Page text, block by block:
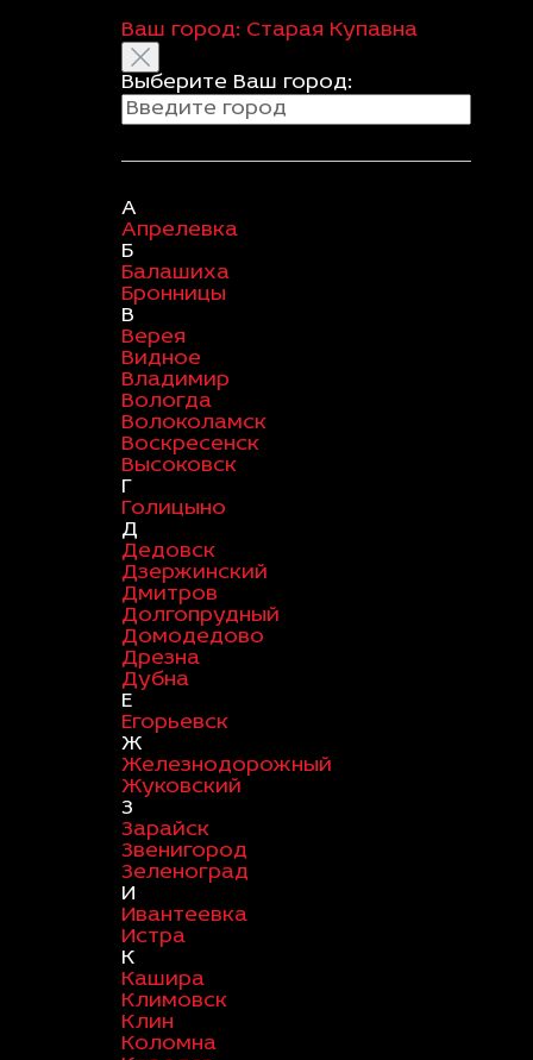
Ваш город: Старая Купавна
Выберите Ваш город:
А
Апрелевка
Б
Балашиха
Бронницы
В
Верея
Видное
Владимир
Вологда
Волоколамск
Воскресенск
Высоковск
Г
Голицыно
Д
Дедовск
Дзержинский
Дмитров
Долгопрудный
Домодедово
Дрезна
Дубна
Е
Егорьевск
Ж
Железнодорожный
Жуковский
З
Зарайск
Звенигород
Зеленоград
И
Ивантеевка
Истра
К
Кашира
Климовск
Клин
Коломна